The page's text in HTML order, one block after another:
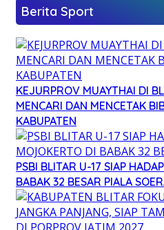
Berita Sport
KEJURPROV MUAYTHAI DI
MENCARI DAN MENCETAK
KABUPATEN
PSBI BLITAR U-17 SIAP
BABAK 32 BESAR PIALA